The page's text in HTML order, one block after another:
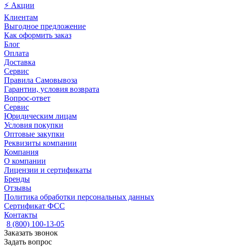
⚡ Акции
Клиентам
Выгодное предложение
Как оформить заказ
Блог
Оплата
Доставка
Сервис
Правила Самовывоза
Гарантии, условия возврата
Вопрос-ответ
Сервис
Юридическим лицам
Условия покупки
Оптовые закупки
Реквизиты компании
Компания
О компании
Лицензии и сертификаты
Бренды
Отзывы
Политика обработки персональных данных
Сертификат ФСС
Контакты
8 (800) 100-13-05
Заказать звонок
Задать вопрос